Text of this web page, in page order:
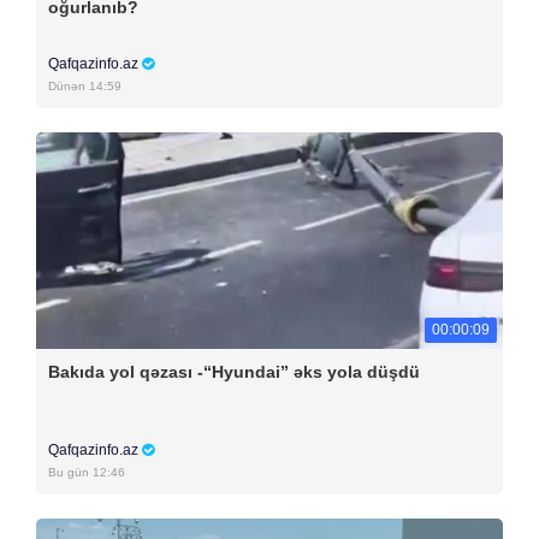
oğurlanıb?
Qafqazinfo.az
Dünən 14:59
00:00:09
Bakıda yol qəzası -“Hyundai” əks yola düşdü
Qafqazinfo.az
Bu gün 12:46